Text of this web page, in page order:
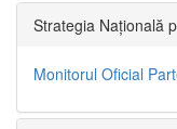
Strategia Națională
Monitorul Oficial